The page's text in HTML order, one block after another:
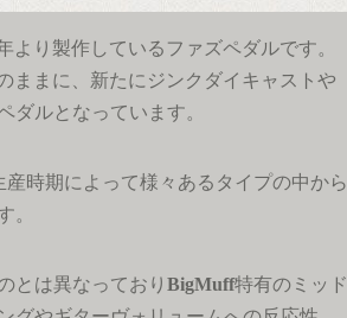
より製作しているファズペダルです。
ままに、新たにジンクダイキャストや
ダルとなっています。
時期によって様々あるタイプの中から
。
とは異なっており BigMuff特有のミッド